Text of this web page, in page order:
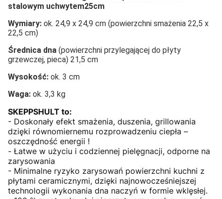
stalowym uchwytem25cm
Wymiary: ok. 24,9 x 24,9 cm (powierzchni smażenia 22,5 x
22,5 cm)
Średnica dna (powierzchni przylegającej do płyty
grzewczej, pieca) 21,5 cm
Wysokość: ok. 3 cm
Waga: ok. 3,3 kg
SKEPPSHULT to:
- Doskonały efekt smażenia, duszenia, grillowania
dzięki równomiernemu rozprowadzeniu ciepła –
oszczędność energii !
- Łatwe w użyciu i codziennej pielęgnacji, odporne na
zarysowania
- Minimalne ryzyko zarysowań powierzchni kuchni z
płytami ceramicznymi, dzięki najnowocześniejszej
technologii wykonania dna naczyń w formie wklęsłej.